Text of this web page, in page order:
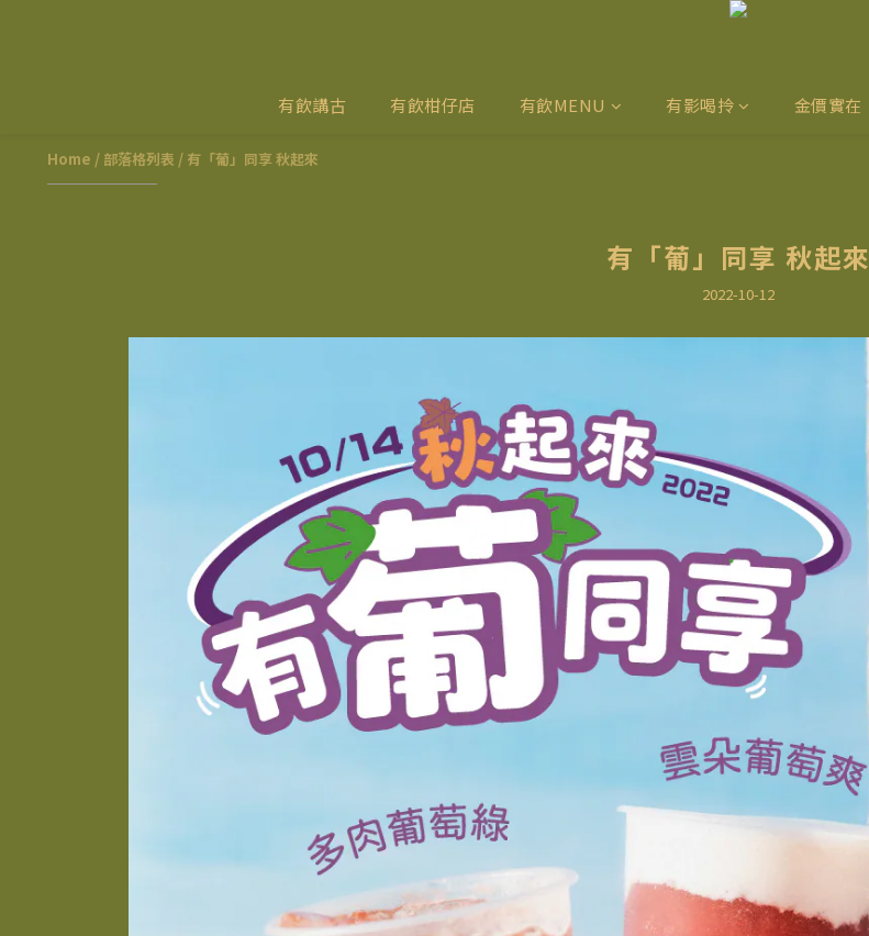
有飲講古 有飲柑仔店 有飲MENU 有影喝拎 金價實在
Home / 部落格列表 / 有「葡」同享 秋起來
有「葡」同享 秋起來
2022-10-12